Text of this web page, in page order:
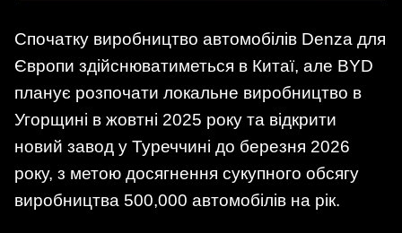
Спочатку виробництво автомобілів Denza для
Європи здійснюватиметься в Китаї, але BYD
планує розпочати локальне виробництво в
Угорщині в жовтні 2025 року та відкрити
новий завод у Туреччині до березня 2026
року, з метою досягнення сукупного обсягу
виробництва 500,000 автомобілів на рік.